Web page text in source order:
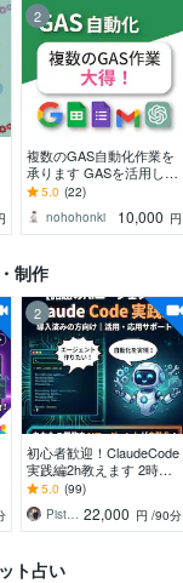
2
複数のGAS自動化作業を
承ります GASを活用した
連結・同期作業等、何で
5.0 (22)
nohohonki
10,000 円
制作
2
初心者歓迎！ClaudeCode
実践編2h教えます 2時間
みっちりのセットアップ
から個々の課題解決まで
ハンズオン
5.0 (99)
22,000 円 /90分
ト占い